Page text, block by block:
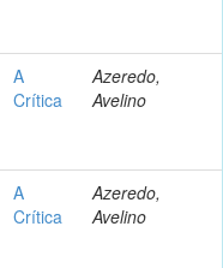
A
Crítica
Azeredo,
Avelino
A
Crítica
Azeredo,
Avelino